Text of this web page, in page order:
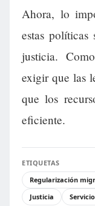
Ahora, lo
estas políticas
justicia.
exigir que las
que los
eficiente.
ETIQUETAS
Regularización
Justicia